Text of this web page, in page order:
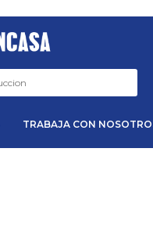
TRABAJA CON